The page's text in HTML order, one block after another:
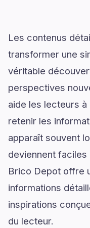
Les contenus
transformer une
véritable
perspectives
aide les lecteurs
retenir les
apparaît souvent
deviennent faciles
Brico Depot offre
informations
inspirations
du lecteur.